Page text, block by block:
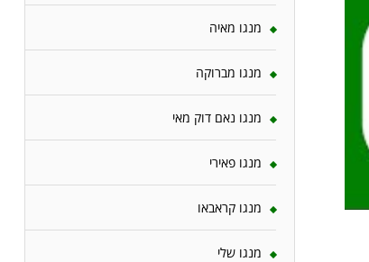
מנגו מאיה
מנגו מברוקה
מנגו נאם דוק מאי
מנגו פאירי
מנגו קראבאו
מנגו שלי